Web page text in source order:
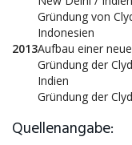
Gründung von
Indonesien
2013Aufbau einer
Gründung der
Indien
Gründung der
Quellenangabe: